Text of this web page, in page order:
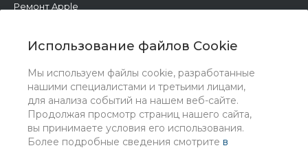
Использование файлов Cookie
Мы используем файлы cookie, разработанные
нашими специалистами и третьими лицами,
для анализа событий на нашем веб-сайте.
Продолжая просмотр страниц нашего сайта,
вы принимаете условия его использования.
Более подробные сведения смотрите в
Ремонт Apple